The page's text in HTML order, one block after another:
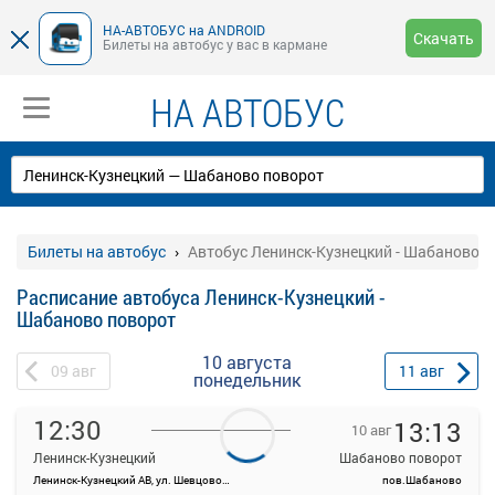
НА-АВТОБУС на ANDROID
Билеты на автобус у вас в кармане
Скачать
НА АВТОБУС
Билеты на автобус Автобус Ленинск-Кузнецкий - Шабаново
Расписание автобуса Ленинск-Кузнецкий -
Шабаново поворот
09 авг 10 августа
понедельник 11 авг
12:30
Ленинск-Кузнецкий
Ленинск-Кузнецкий АВ, ул. Шевцовой, 12
10 авг 13:13
Шабаново поворот
пов.Шабаново
На данной странице вы можете ознакомиться с расписанием и